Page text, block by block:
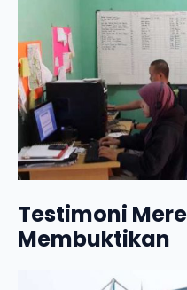
Testimoni
Membuktikan